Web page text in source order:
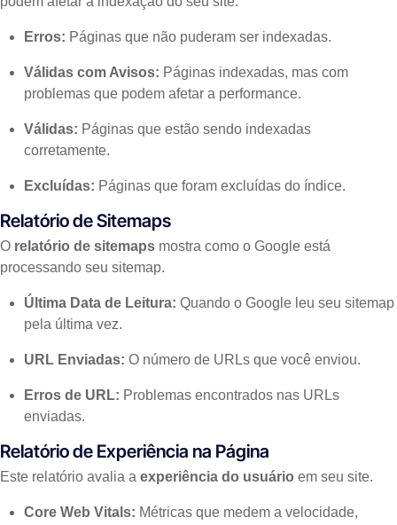
Erros: Páginas que não puderam ser indexadas.
Válidas com Avisos: Páginas indexadas, mas com
problemas que podem afetar a performance.
Válidas: Páginas que estão sendo indexadas
corretamente.
Excluídas: Páginas que foram excluídas do índice.
Relatório de Sitemaps
O relatório de sitemaps mostra como o Google está
processando seu sitemap.
Última Data de Leitura: Quando o Google leu seu sitemap
pela última vez.
URL Enviadas: O número de URLs que você enviou.
Erros de URL: Problemas encontrados nas URLs
enviadas.
Relatório de Experiência na Página
Este relatório avalia a experiência do usuário em seu site.
Core Web Vitals: Métricas que medem a velocidade,